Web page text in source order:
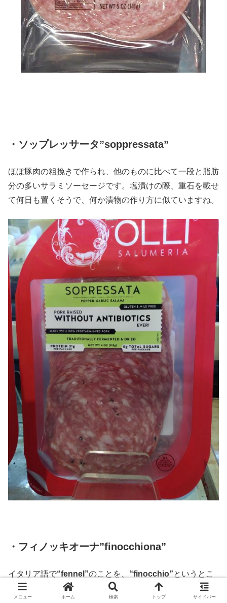
・ソップレッサータ”soppressata”
ほぼ豚肉の粗挽きで作られ、他のものに比べて一段と脂肪
分の多いサラミソーセージです。塩漬けの際、重石を載せ
て何日も置くそうで、何か漬物の作り方に似ていますね。
・フィノッキオーナ”finocchiona”
イタリア語で“fennel”のことを、 “finocchio”というとこ
ろから来ている名前なので、豚の粗挽き肉に、通常の塩胡
メニュー ホーム 検索 トップ サイドバー